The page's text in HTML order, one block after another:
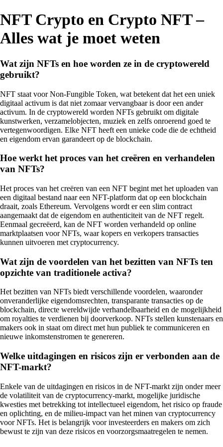
NFT Crypto en Crypto NFT –
Alles wat je moet weten
Wat zijn NFTs en hoe worden ze in de cryptowereld
gebruikt?
NFT staat voor Non-Fungible Token, wat betekent dat het een uniek
digitaal activum is dat niet zomaar vervangbaar is door een ander
activum. In de cryptowereld worden NFTs gebruikt om digitale
kunstwerken, verzamelobjecten, muziek en zelfs onroerend goed te
vertegenwoordigen. Elke NFT heeft een unieke code die de echtheid
en eigendom ervan garandeert op de blockchain.
Hoe werkt het proces van het creëren en verhandelen
van NFTs?
Het proces van het creëren van een NFT begint met het uploaden van
een digitaal bestand naar een NFT-platform dat op een blockchain
draait, zoals Ethereum. Vervolgens wordt er een slim contract
aangemaakt dat de eigendom en authenticiteit van de NFT regelt.
Eenmaal gecreëerd, kan de NFT worden verhandeld op online
marktplaatsen voor NFTs, waar kopers en verkopers transacties
kunnen uitvoeren met cryptocurrency.
Wat zijn de voordelen van het bezitten van NFTs ten
opzichte van traditionele activa?
Het bezitten van NFTs biedt verschillende voordelen, waaronder
onveranderlijke eigendomsrechten, transparante transacties op de
blockchain, directe wereldwijde verhandelbaarheid en de mogelijkheid
om royalties te verdienen bij doorverkoop. NFTs stellen kunstenaars en
makers ook in staat om direct met hun publiek te communiceren en
nieuwe inkomstenstromen te genereren.
Welke uitdagingen en risicos zijn er verbonden aan de
NFT-markt?
Enkele van de uitdagingen en risicos in de NFT-markt zijn onder meer
de volatiliteit van de cryptocurrency-markt, mogelijke juridische
kwesties met betrekking tot intellectueel eigendom, het risico op fraude
en oplichting, en de milieu-impact van het minen van cryptocurrency
voor NFTs. Het is belangrijk voor investeerders en makers om zich
bewust te zijn van deze risicos en voorzorgsmaatregelen te nemen.